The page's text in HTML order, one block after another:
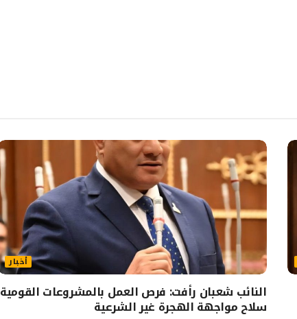
أخبار
النائب شعبان رأفت: فرص العمل بالمشروعات القومية
سلاح مواجهة الهجرة غير الشرعية